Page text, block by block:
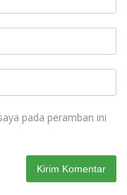
pada peramban ini